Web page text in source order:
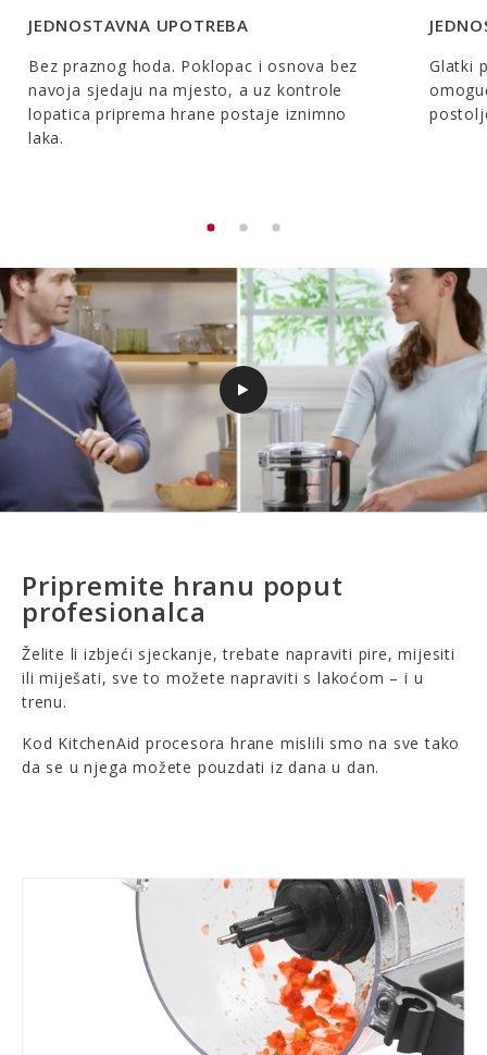
JEDNOSTAVNA UPOTREBA
Bez praznog hoda. Poklopac i osnova bez
navoja sjedaju na mjesto, a uz kontrole
lopatica priprema hrane postaje iznimno
laka.
Glatki
Pripremite hranu poput
profesionalca
Želite li izbjeći sjeckanje, trebate napraviti pire, mijesiti
ili miješati, sve to možete napraviti s lakoćom – i u
trenu.
Kod KitchenAid procesora hrane mislili smo na sve tako
da se u njega možete pouzdati iz dana u dan.